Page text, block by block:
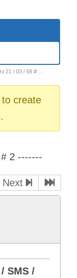
21 / 03 / 68 # …
create
2 -------
Next
SMS /